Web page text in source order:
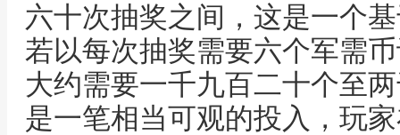
六十次抽奖之间，这是一个
若以每次抽奖需要六个军需
大约需要一千九百二十个至
是一笔相当可观的投入，玩